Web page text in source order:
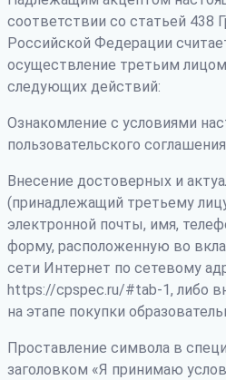
соответствии со статьей 438
Российской Федерации
осуществление третьим
следующих действий:
Ознакомление с условиями
пользовательского
Внесение достоверных и
(принадлежащий третьему
электронной почты, имя,
форму, расположенную во
сети Интернет по сетевому
https://cpspec.ru/#tab-1, либо
на этапе покупки
Проставление символа в
заголовком «Я принимаю